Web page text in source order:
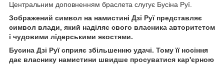
Центральним доповненням браслета слугує Бусіна Руї.
Зображений символ на намистині Дзі Руї представляє
символ влади, який наділяє свого власника авторитетом
і чудовими лідерськими якостями.
Бусина Дзі Руї сприяє збільшенню удачі. Тому її носіння
дає власнику намистини швидше просуватися кар'єрною